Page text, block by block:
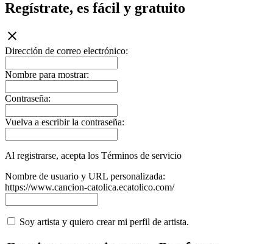
Regístrate, es fácil y gratuito
Dirección de correo electrónico:
Nombre para mostrar:
Contraseña:
Vuelva a escribir la contraseña:
Al registrarse, acepta los Términos de servicio
Nombre de usuario y URL personalizada:
https://www.cancion-catolica.ecatolico.com/
Soy artista y quiero crear mi perfil de artista.